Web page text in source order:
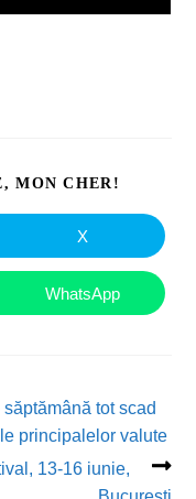
MON CHER!
X
WhatsApp
tot scad
principalelor valute
13-16 iunie,